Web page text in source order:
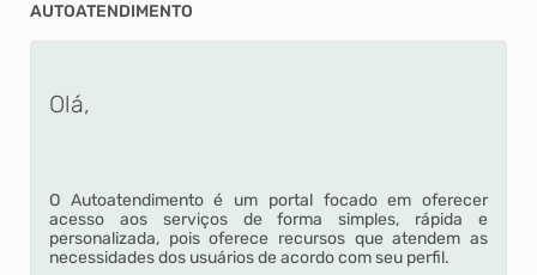
AUTOATENDIMENTO
Olá,
O Autoatendimento é um portal focado em oferecer
acesso aos serviços de forma simples, rápida e
personalizada, pois oferece recursos que atendem as
necessidades dos usuários de acordo com seu perfil.